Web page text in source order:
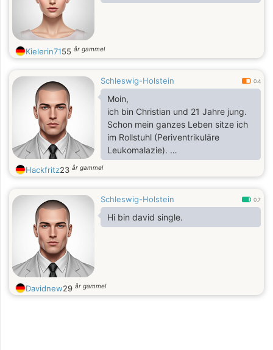
Kielerin7155 år gammel
Schleswig-Holstein 0.4
Moin,
ich bin Christian und 21 Jahre jung.
Schon mein ganzes Leben sitze ich
im Rollstuhl (Periventrikuläre
Leukomalazie).
Musik: Metal höre ich schon mehr als
mein halbes Leben, ist also ein
Außerdem mag ich gerne Handbike
fahren. Ich bin gerne in der Natur
unterwegs.
Hackfritz23 år gammel
Schleswig-Holstein 0.7
Hi bin david single.
Davidnew29 år gammel